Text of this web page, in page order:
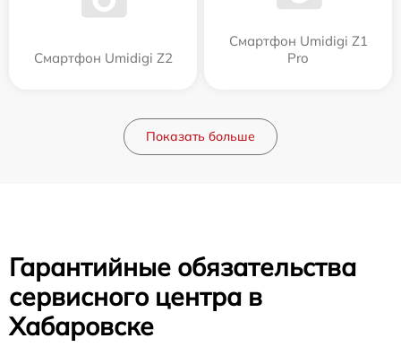
Смартфон Umidigi Z2
Смартфон Umidigi Z1
Pro
Показать больше
Гарантийные обязательства
сервисного центра в
Хабаровске